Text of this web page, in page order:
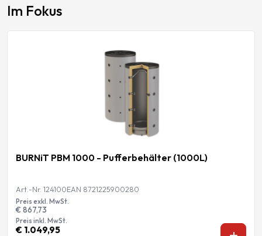
Im Fokus
BURNiT PBM 1000 - Pufferbehälter (1000L)
Art.-Nr. 124100EAN 8721225900280
Preis exkl. MwSt.
€ 867,73
Preis inkl. MwSt.
€ 1.049,95